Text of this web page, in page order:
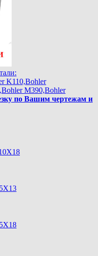
K110,Bohler
М390,Bohler
по Вашим чертежам и